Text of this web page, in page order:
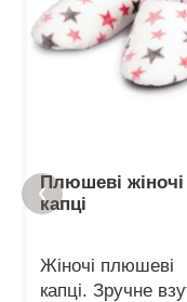
Плюшеві жіночі
капці
Жіночі плюшеві
капці. Зручне взуття